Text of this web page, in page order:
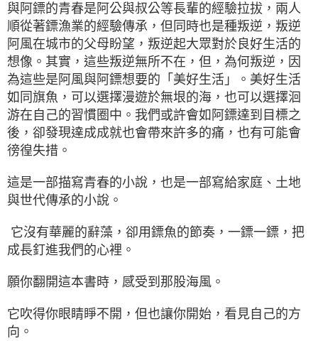
與阿鏢的青春是阿公與叔公等長輩的經驗拉拔，兩人
順從著鏢漁業的經驗傳承，但同時也是種叛逆，叛逆
阿風在城市的父母盼望，叛逆起大眾對於良好生活的
想像。其實，這些叛逆無所不在，但，為何叛逆，因
為這些是阿風與阿鏢想要的「美好生活」。美好生活
如同旗魚，可以選擇漫遊於無垠的海，也可以選擇洄
游在自己的習慣圈中。我們或許會如阿鏢達到目標之
後，卻發現達成成就也會帶來許多的痛，也有可能會
徬徨失措。
這是一部描寫青春的小說，也是一部寫給家庭、土地
與世代傳承的小說。
它沒有華麗的辭藻，卻用鏢魚的節奏，一鏢一鏢，把
成長釘進我們的心裡。
願你翻開這本書時，感受到那股海風。
它吹得你眼睛睜不開，但也讓你開始，看見自己的方
向。